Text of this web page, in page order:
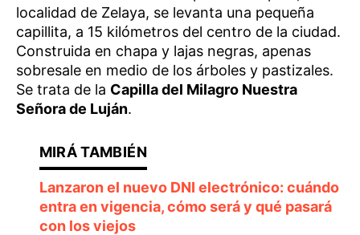
localidad de Zelaya, se levanta una pequeña
capillita, a 15 kilómetros del centro de la ciudad.
Construida en chapa y lajas negras, apenas
sobresale en medio de los árboles y pastizales.
Se trata de la Capilla del Milagro Nuestra
Señora de Luján.
Lanzaron el nuevo DNI electrónico: cuándo
entra en vigencia, cómo será y qué pasará
con los viejos